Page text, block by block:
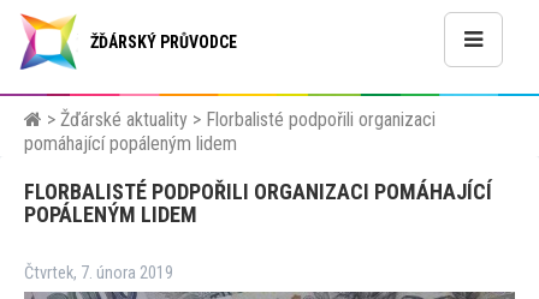
ŽĎÁRSKÝ PRŮVODCE
> Žďárské aktuality > Florbalisté podpořili organizaci
pomáhající popáleným lidem
FLORBALISTÉ PODPOŘILI ORGANIZACI POMÁHAJÍCÍ
POPÁLENÝM LIDEM
Čtvrtek, 7. února 2019